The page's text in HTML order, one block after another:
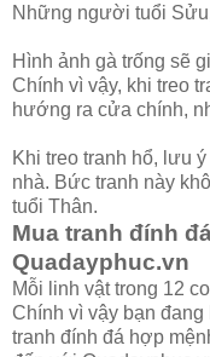
Những người tuổi
Hình ảnh gà trống sẽ
Chính vì vậy, khi treo
hướng ra cửa chính,
Khi treo tranh hổ, lưu
nhà. Bức tranh này
tuổi Thân.
Mua tranh đính
Quadayphuc.vn
Mỗi linh vật trong 12
Chính vì vậy bạn
tranh đính đá hợp